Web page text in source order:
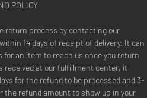
POLICY
return process by contacting our
14 days of receipt of delivery. It can
for an item to reach us once you return
received at our fulfillment center, it
for the refund to be processed and 3-
the refund amount to show up in your